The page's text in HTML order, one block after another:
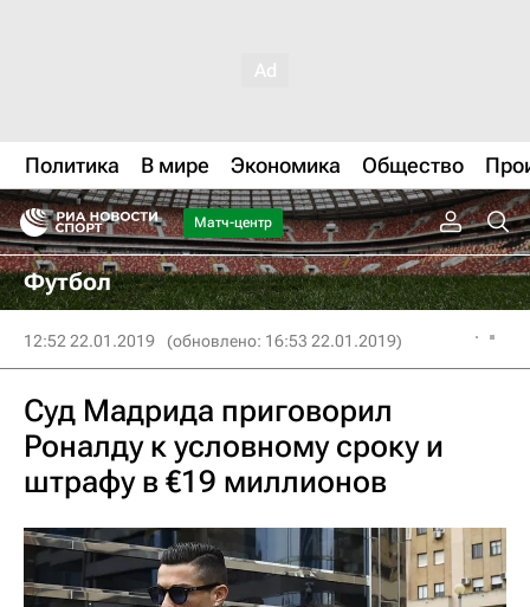
Политика В мире Экономика Общество
Матч-центр
Футбол
12:52 22.01.2019 (обновлено: 16:53 22.01.2019)
Суд Мадрида приговорил
Роналду к условному сроку и
штрафу в €19 миллионов